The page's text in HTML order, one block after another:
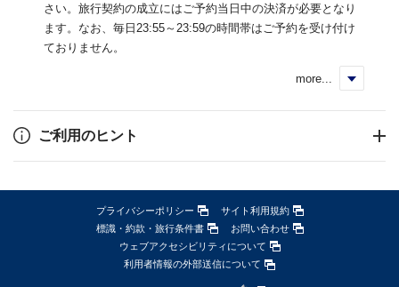
さい。旅行契約の成立にはご予約当日中の決済が必要となり
ます。なお、毎日23:55～23:59の時間帯はご予約を受け付け
ておりません。
more...
ご利用のヒント
プライバシーポリシー
サイト利用規約
標識・約款・旅行条件書
お問い合わせ
ウェブアクセシビリティについて
利用者情報の外部送信について